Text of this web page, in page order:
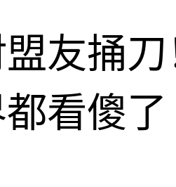
友捅
看傻了